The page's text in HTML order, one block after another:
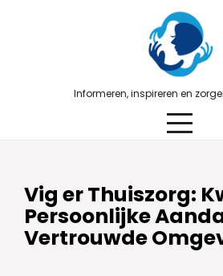
Informeren, inspireren en
Vig er Thuiszorg:
Persoonlijke
Vertrouwde